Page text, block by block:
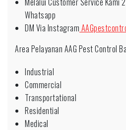
Whatsapp
DM Via Instagram
Area Pelayanan AAG Pest Control
Industrial
Commercial
Transportational
Residential
Medical